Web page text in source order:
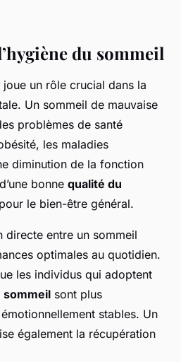
votre
7 min de lecture
du sommeil
joue un rôle crucial dans la
Un sommeil de mauvaise
problèmes de santé
les maladies
diminution de la fonction
bonne qualité du
le bien-être général.
directe entre un sommeil
optimales au quotidien.
les individus qui adoptent
sommeil sont plus
stables. Un
également la récupération